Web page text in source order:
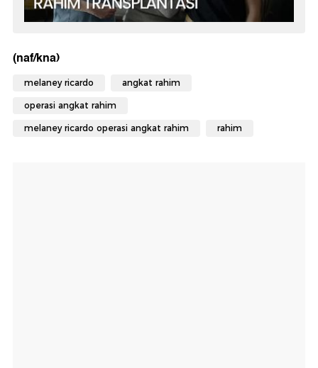
(naf/kna)
melaney ricardo angkat rahim
operasi angkat rahim
melaney ricardo operasi angkat rahim rahim